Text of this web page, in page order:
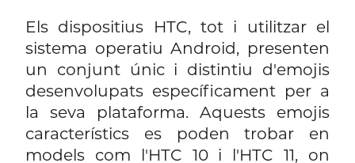
Els dispositius HTC, tot i utilitzar el
sistema operatiu Android, presenten
un conjunt únic i distintiu d'emojis
desenvolupats específicament per a
la seva plataforma. Aquests emojis
característics es poden trobar en
models com l'HTC 10 i l'HTC 11, on